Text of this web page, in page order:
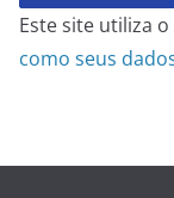
Este site utiliza
como seus